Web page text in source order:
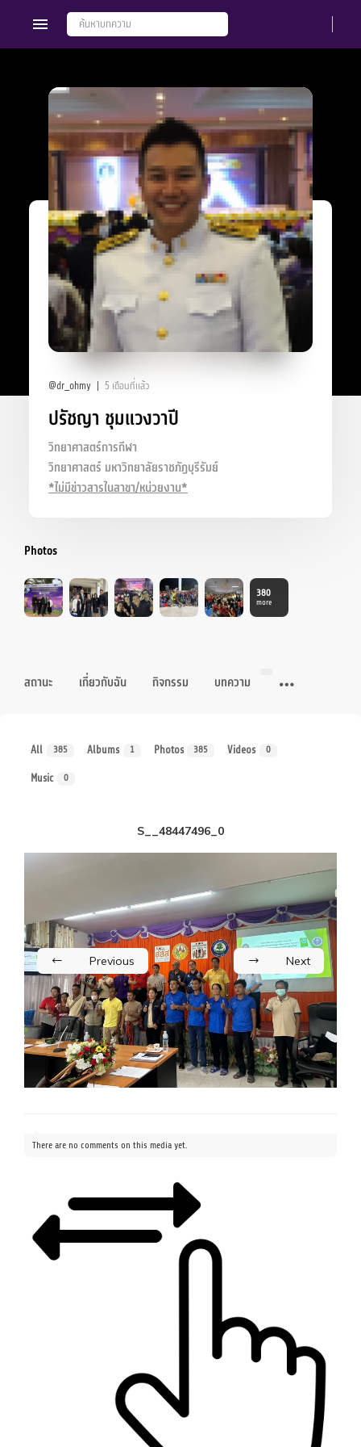
@dr_ohmy 5 เดือนที่แล้ว
ปรัชญา ชุมแวงวาปี
วิทยาศาสตร์การกีฬา
วิทยาศาสตร์ มหาวิทยาลัยราชภัฏบุรีรัมย์
*ไม่มีข่าวสารในสาขา/หน่วยงาน*
Photos
380
more
สถานะ เกี่ยวกับฉัน กิจกรรม บทความ
All 385 Albums 1 Photos 385 Videos 0
Music 0
S__48447496_0
Previous Next
There are no comments on this media yet.
Groups